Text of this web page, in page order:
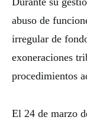
abuso de
irregular de
exoneraciones
procedimientos
El 24 de marzo